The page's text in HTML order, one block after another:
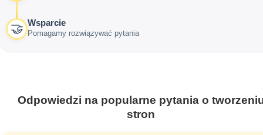
🤝 Wsparcie
Pomagamy rozwiązywać pytania
Odpowiedzi na popularne pytania o
stron